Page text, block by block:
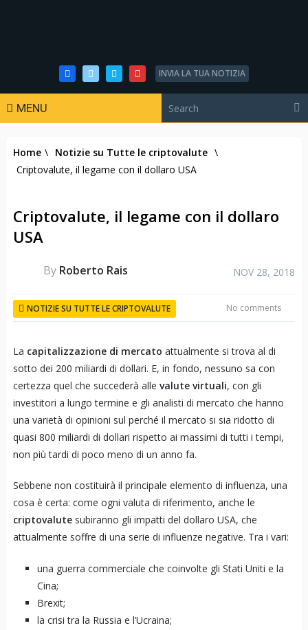
INVIA LA TUA NOTIZIA
MENU
Home \ Notizie su Tutte le criptovalute \
Criptovalute, il legame con il dollaro USA
Criptovalute, il legame con il dollaro
USA
By Roberto Rais NOV 28, 2018
NOTIZIE SU TUTTE LE CRIPTOVALUTE No comments
La capitalizzazione di mercato attualmente si trova al di
sotto dei 200 miliardi di dollari. E, in fondo, nessuno sa con
certezza quel che succederà alle valute virtuali, con gli
investitori a lungo termine e gli analisti di mercato che hanno
una varietà di opinioni sul perché il mercato si sia ridotto di
quasi 800 miliardi di dollari rispetto ai massimi di tutti i tempi,
non più tardi di poco meno di un anno fa.
Sebbene non costituirà il principale elemento di influenza, una
cosa è certa: come ogni valuta di riferimento, anche le
criptovalutesubiranno gli impatti del dollaro USA, che
attualmente soffre di una serie di influenze negative. Tra i vari:
una guerra commerciale che coinvolte gli Stati Uniti e la
Cina;
Brexit;
la crisi tra la Russia e l’Ucraina;